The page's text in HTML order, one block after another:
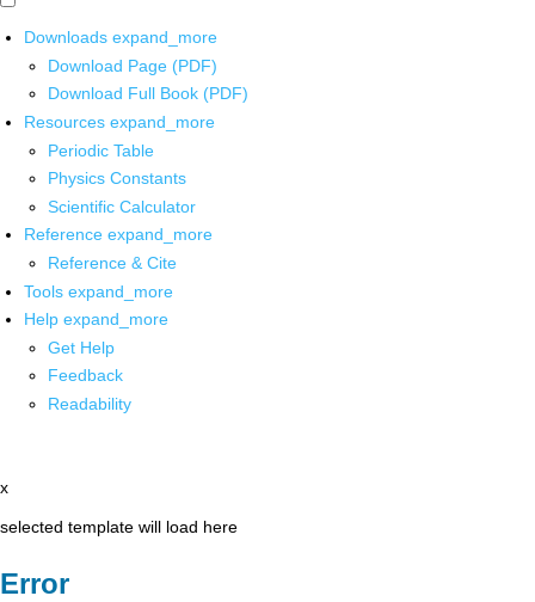
Downloads expand_more
Download Page (PDF)
Download Full Book (PDF)
Resources expand_more
Periodic Table
Physics Constants
Scientific Calculator
Reference expand_more
Reference & Cite
Tools expand_more
Help expand_more
Get Help
Feedback
Readability
x
selected template will load here
Error